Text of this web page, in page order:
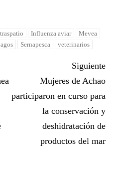
Influenza aviar
Mevea
Sernapesca veterinarios
Siguiente
Mujeres de Achao
participaron en curso para
la conservación y
deshidratación de
productos del mar